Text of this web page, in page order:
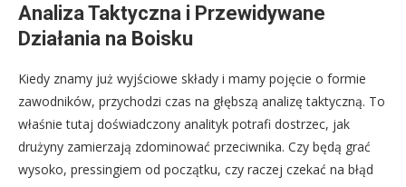
Analiza Taktyczna i Przewidywane
Działania na Boisku
Kiedy znamy już wyjściowe składy i mamy pojęcie o formie
zawodników, przychodzi czas na głębszą analizę taktyczną. To
właśnie tutaj doświadczony analityk potrafi dostrzec, jak
drużyny zamierzają zdominować przeciwnika. Czy będą grać
wysoko, pressingiem od początku, czy raczej czekać na błąd